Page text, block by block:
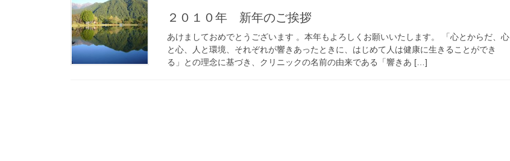
２０１０年 新年のご挨拶
あけましておめでとうございます 。本年もよろしくお願いいたします。 「心とからだ、心
と心、人と環境、それぞれが響きあったときに、はじめて人は健康に生きることができ
る」との理念に基づき、クリニックの名前の由来である「響きあ […]